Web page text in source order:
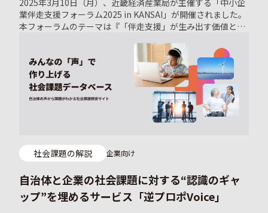
業伴走支援フォーラム2025 in KANSAI」が開催されました。
本フォーラムのテーマは『「伴走支援」が生み出す価値とは
注目される「伴走支援」の手法について、その本質的な価値
や在り方を探る機会です。 実際に伴走支援を受けた経営者を
はじめ、支援機関の担当者、行政担当者など多様な登壇者が
体験談や視点を共有し、テーマを深掘りしました。 この記事
では、当日に行われた各セッションの内容や登壇者のコメン
ト、そして全体を通じて得られた洞察をまとめます。
社会課題の解説 企業向け
自治体と企業の社会課題に対する“認識のギャ
ップ”を埋めるサービス「逆プロポVoice」